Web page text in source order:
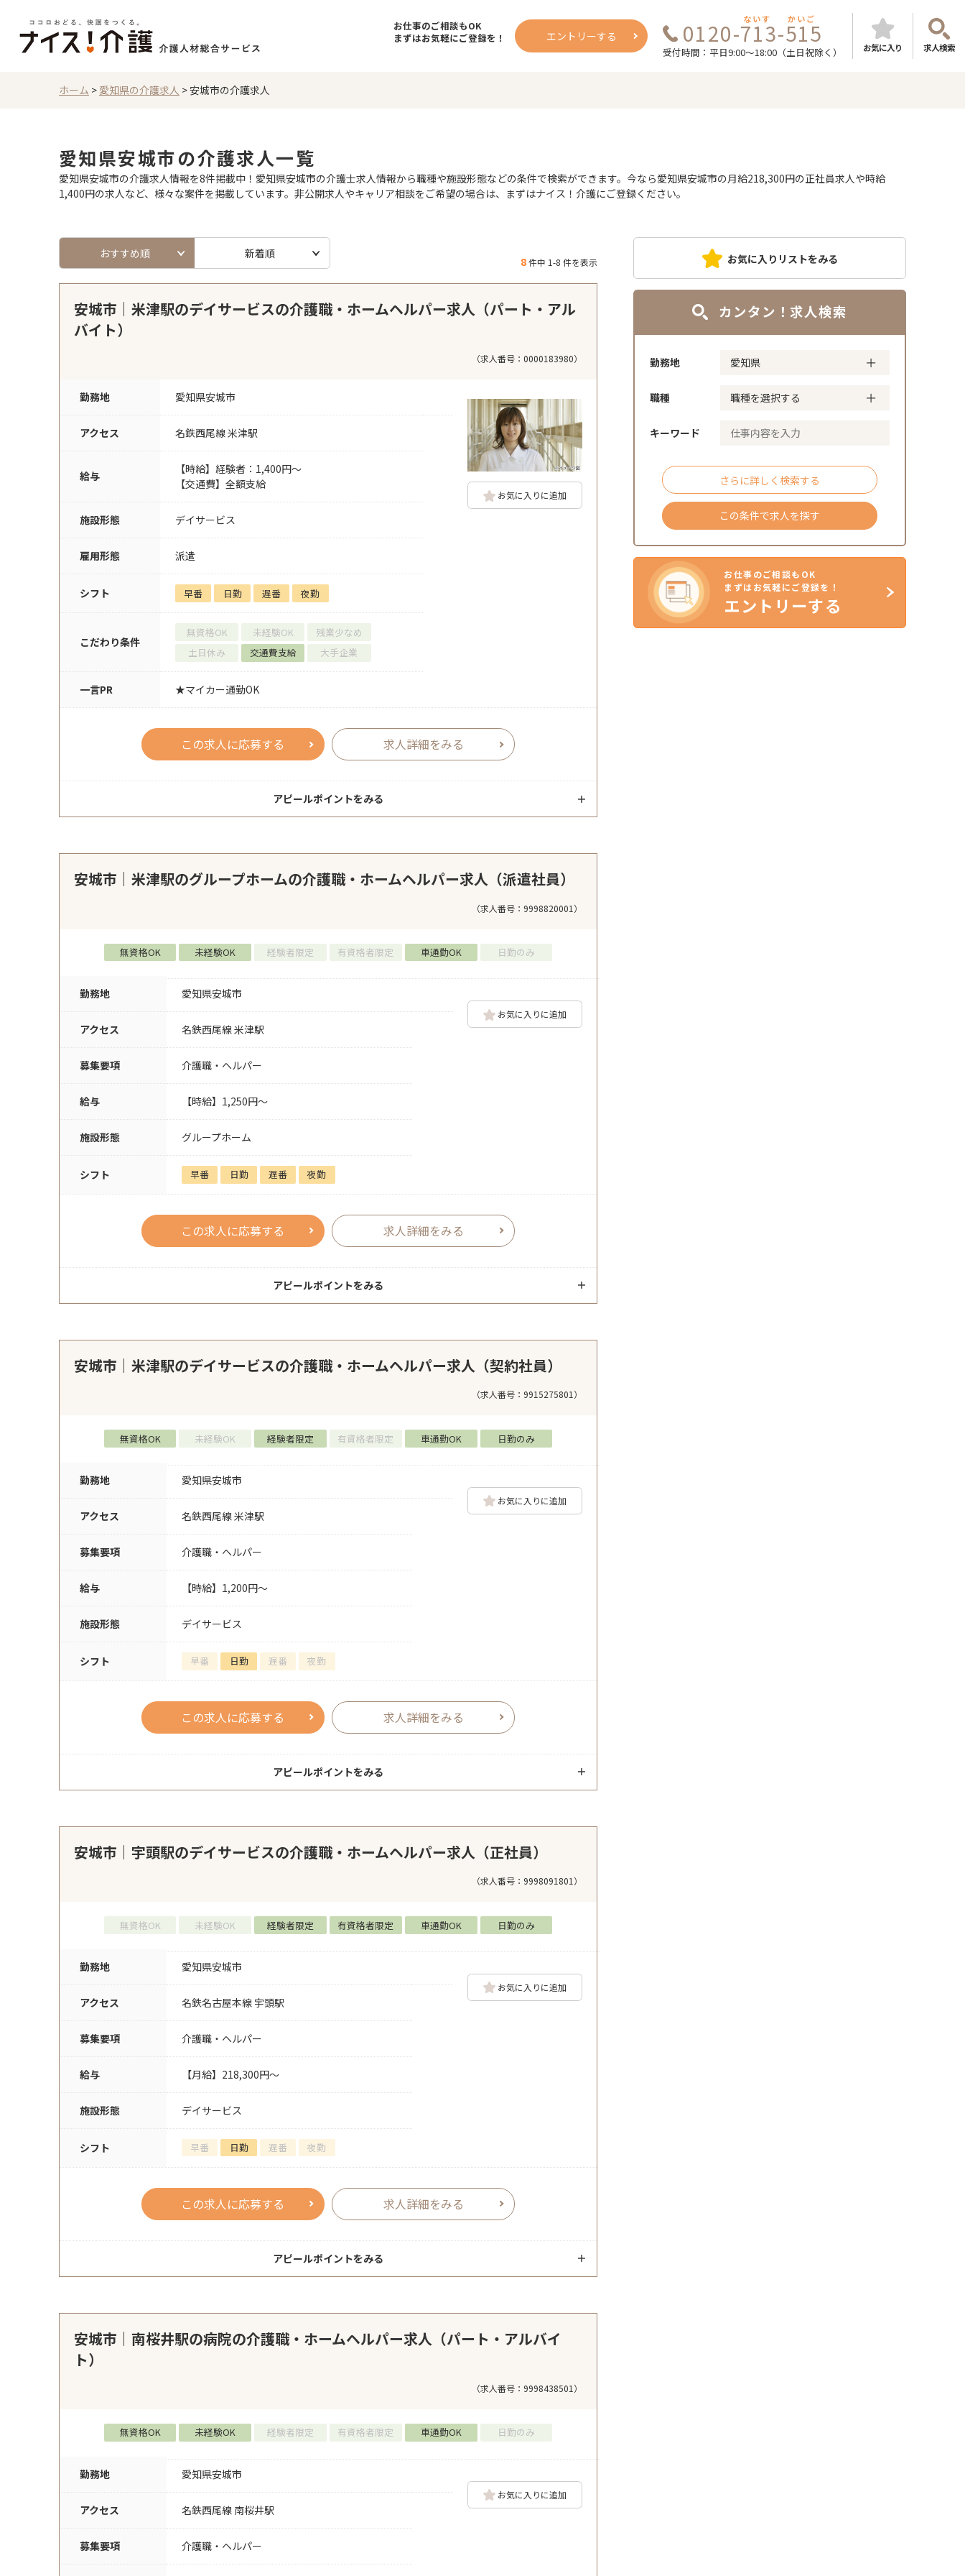
お仕事のご相談もOK
まずはお気軽にご登録を！
エントリーする 0120-713-515
ないす かいご
受付時間：平日9:00～18:00（土日祝除く） お気に入り 求人検索
ホーム > 愛知県の介護求人 >安城市の介護求人
愛知県安城市の介護求人一覧
愛知県安城市の介護求人情報を8件掲載中！愛知県安城市の介護士求人情報から職種や施設形態などの条件で検索ができます。今なら愛知県安城市の月給218,300円の正社員求人や時給
1,400円の求人など、様々な案件を掲載しています。非公開求人やキャリア相談をご希望の場合は、まずはナイス！介護にご登録ください。
8件中 1-8 件を表示
おすすめ順 新着順
安城市｜米津駅のデイサービスの介護職・ホームヘルパー求人（パート・アル
バイト）
（求人番号：0000183980）
勤務地 愛知県安城市
アクセス 名鉄西尾線 米津駅
給与
【時給】経験者：1,400円～
【交通費】全額支給
施設形態 デイサービス
雇用形態 派遣
シフト 早番 日勤 遅番 夜勤
こだわり条件
無資格OK 未経験OK
残業少なめ
土日休み
交通費支給 大手企業
一言PR ★マイカー通勤OK
お気に入りに追加
この求人に応募する 求人詳細をみる
アピールポイントをみる
安城市｜米津駅のグループホームの介護職・ホームヘルパー求人（派遣社員）
（求人番号：9998820001）
無資格OK 未経験OK 経験者限定 有資格者限定 車通勤OK 日勤のみ
勤務地 愛知県安城市
アクセス 名鉄西尾線 米津駅
募集要項 介護職・ヘルパー
給与 【時給】1,250円～
施設形態 グループホーム
シフト 早番 日勤 遅番 夜勤
お気に入りに追加
この求人に応募する 求人詳細をみる
アピールポイントをみる
安城市｜米津駅のデイサービスの介護職・ホームヘルパー求人（契約社員）
（求人番号：9915275801）
無資格OK 未経験OK 経験者限定 有資格者限定 車通勤OK 日勤のみ
勤務地 愛知県安城市
アクセス 名鉄西尾線 米津駅
募集要項 介護職・ヘルパー
給与 【時給】1,200円～
施設形態 デイサービス
シフト 早番 日勤 遅番 夜勤
お気に入りに追加
この求人に応募する 求人詳細をみる
アピールポイントをみる
安城市｜宇頭駅のデイサービスの介護職・ホームヘルパー求人（正社員）
（求人番号：9998091801）
無資格OK 未経験OK 経験者限定 有資格者限定 車通勤OK 日勤のみ
勤務地 愛知県安城市
アクセス 名鉄名古屋本線 宇頭駅
募集要項 介護職・ヘルパー
給与 【月給】218,300円～
施設形態 デイサービス
シフト 早番 日勤 遅番 夜勤
お気に入りに追加
この求人に応募する 求人詳細をみる
アピールポイントをみる
安城市｜南桜井駅の病院の介護職・ホームヘルパー求人（パート・アルバイ
ト）
（求人番号：9998438501）
無資格OK 未経験OK 経験者限定 有資格者限定 車通勤OK 日勤のみ
勤務地 愛知県安城市
アクセス 名鉄西尾線 南桜井駅
募集要項 介護職・ヘルパー
お気に入りに追加
お気に入りリストをみる
カンタン！求人検索
勤務地
職種
キーワード
さらに詳しく検索する
この条件で求人を探す
お仕事のご相談もOK
まずはお気軽にご登録を！
エントリーする